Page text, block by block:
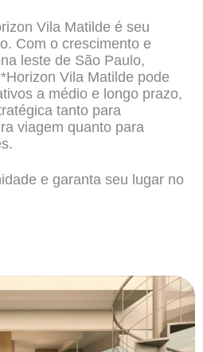
Vila Matilde é seu
Com o crescimento e
leste de São Paulo,
Vila Matilde pode
a médio e longo prazo,
tanto para
viagem quanto para
e garanta seu lugar no